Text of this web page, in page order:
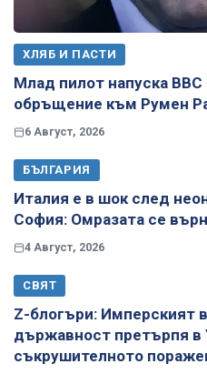
ХЛЯБ И ПАСТИ
Млад пилот напуска ВВС
обръщение към Румен
6 Август, 2026
БЪЛГАРИЯ
Италия е в шок след
София: Омразата се
4 Август, 2026
СВЯТ
Z-блогъри: Имперският
държавност претърпя в
съкрушителното